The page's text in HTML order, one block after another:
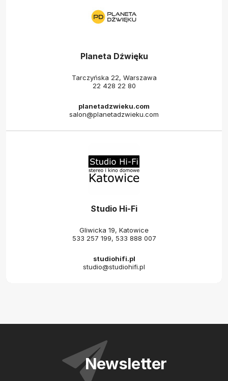
Planeta Dźwięku
Tarczyńska 22, Warszawa
22 428 22 80
planetadzwieku.com
salon@planetadzwieku.com
Studio Hi-Fi
Gliwicka 19, Katowice
533 257 199, 533 888 007
studiohifi.pl
studio@studiohifi.pl
Newsletter